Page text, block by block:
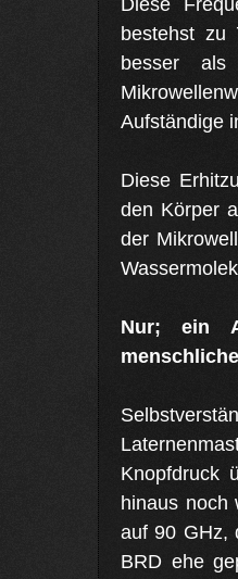
bestehst
besser
Aufständige
Diese
den Körper
der
Nur; ein
Knopfdruck
hinaus noch
auf 90 GHz,
BRD ehe